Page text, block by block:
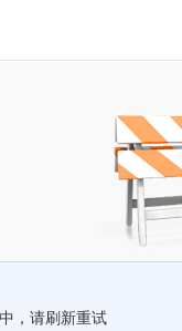
，请刷新重试